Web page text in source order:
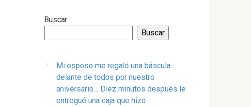
Buscar
Buscar
Mi esposo me regaló una báscula
delante de todos por nuestro
aniversario… Diez minutos después le
entregué una caja que hizo